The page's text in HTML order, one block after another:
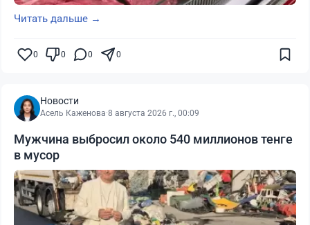
Читать дальше →
0 0 0 0
Новости
Асель Каженова·8 августа 2026 г., 00:09
Мужчина выбросил около 540 миллионов тенге
в мусор